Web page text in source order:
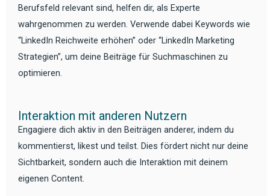
Berufsfeld relevant sind, helfen dir, als Experte
wahrgenommen zu werden. Verwende dabei Keywords wie
“LinkedIn Reichweite erhöhen” oder “LinkedIn Marketing
Strategien”, um deine Beiträge für Suchmaschinen zu
optimieren.
Interaktion mit anderen Nutzern
Engagiere dich aktiv in den Beiträgen anderer, indem du
kommentierst, likest und teilst. Dies fördert nicht nur deine
Sichtbarkeit, sondern auch die Interaktion mit deinem
eigenen Content.